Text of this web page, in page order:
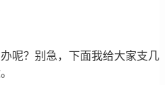
呢？别急，下面我给大家支几